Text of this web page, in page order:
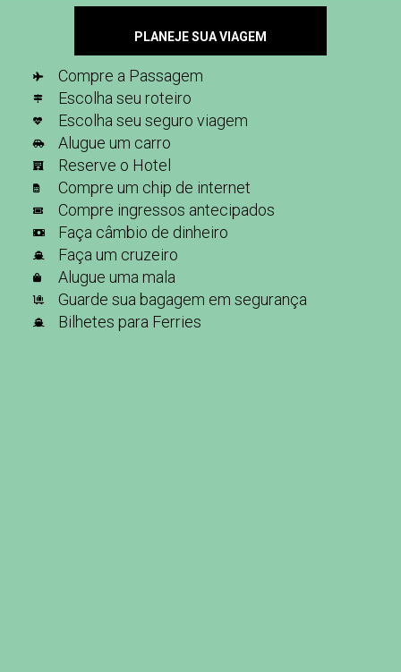
PLANEJE SUA VIAGEM
Compre a Passagem
Escolha seu roteiro
Escolha seu seguro viagem
Alugue um carro
Reserve o Hotel
Compre um chip de internet
Compre ingressos antecipados
Faça câmbio de dinheiro
Faça um cruzeiro
Alugue uma mala
Guarde sua bagagem em segurança
Bilhetes para Ferries